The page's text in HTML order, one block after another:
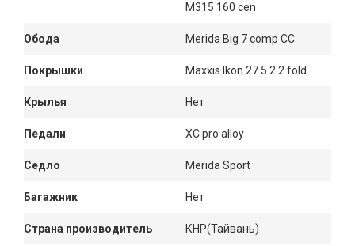
M315 160 cen
Обода Merida Big 7 comp CC
Покрышки Maxxis Ikon 27.5 2.2 fold
Крылья Нет
Педали XC pro alloy
Седло Merida Sport
Багажник Нет
Страна производитель КНР(Тайвань)